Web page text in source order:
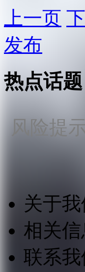
上一页
发布
热点话题
风险提
关于我
相关信
联系我